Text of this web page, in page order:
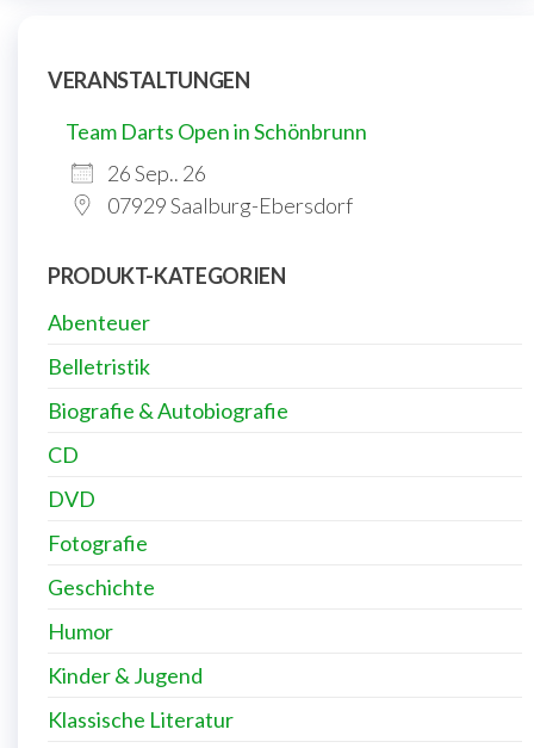
VERANSTALTUNGEN
Team Darts Open in Schönbrunn
26 Sep.. 26
07929 Saalburg-Ebersdorf
PRODUKT-KATEGORIEN
Abenteuer
Belletristik
Biografie & Autobiografie
CD
DVD
Fotografie
Geschichte
Humor
Kinder & Jugend
Klassische Literatur